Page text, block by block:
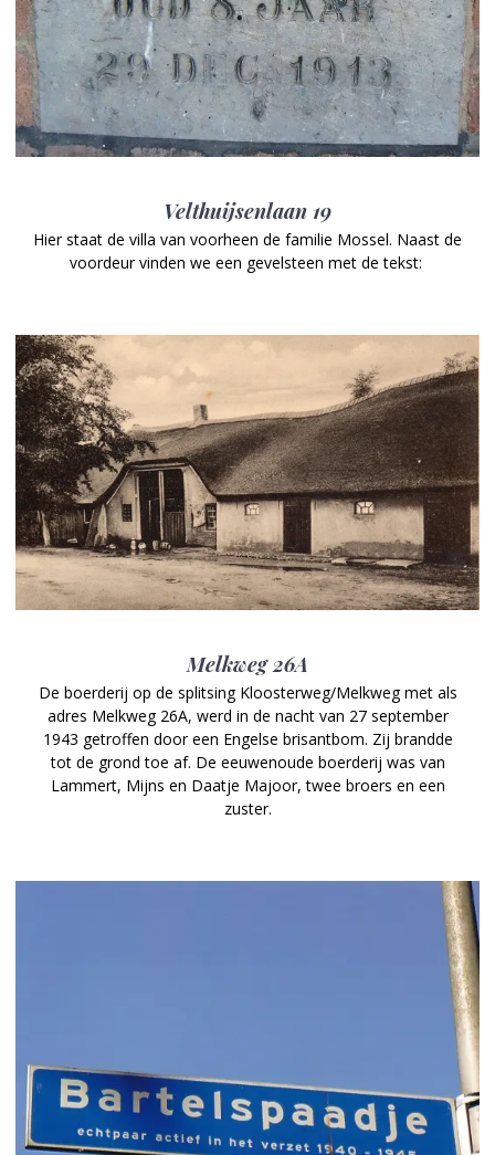
Velthuijsenlaan 19
Hier staat de villa van voorheen de familie Mossel. Naast de
voordeur vinden we een gevelsteen met de tekst:
Melkweg 26A
De boerderij op de splitsing Kloosterweg/Melkweg met als
adres Melkweg 26A, werd in de nacht van 27 september
1943 getroffen door een Engelse brisantbom. Zij brandde
tot de grond toe af. De eeuwenoude boerderij was van
Lammert, Mijns en Daatje Majoor, twee broers en een
zuster.